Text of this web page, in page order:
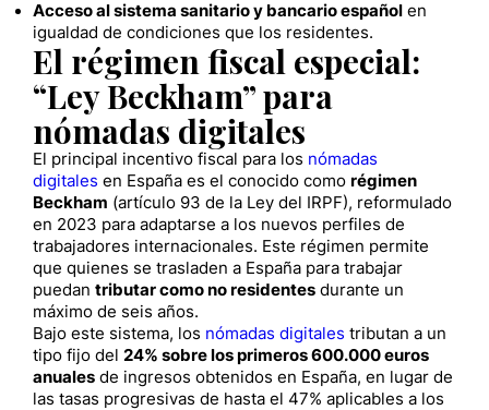
Acceso al sistema sanitario y bancario español en
igualdad de condiciones que los residentes.
El régimen fiscal especial:
“Ley Beckham” para
nómadas digitales
El principal incentivo fiscal para los nómadas
digitales en España es el conocido como régimen
Beckham (artículo 93 de la Ley del IRPF), reformulado
en 2023 para adaptarse a los nuevos perfiles de
trabajadores internacionales. Este régimen permite
que quienes se trasladen a España para trabajar
puedan tributar como no residentes durante un
máximo de seis años.
Bajo este sistema, los nómadas digitales tributan a un
tipo fijo del 24% sobre los primeros 600.000 euros
anuales de ingresos obtenidos en España, en lugar de
las tasas progresivas de hasta el 47% aplicables a los